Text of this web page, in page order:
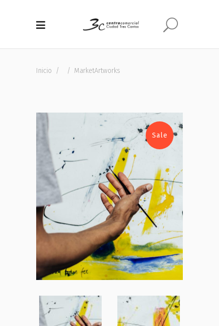
Inicio / / MarketArtworks
Sale